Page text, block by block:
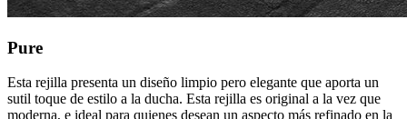
Pure
Esta rejilla presenta un diseño limpio pero elegante que aporta un
sutil toque de estilo a la ducha. Esta rejilla es original a la vez que
moderna, e ideal para quienes desean un aspecto más refinado en la